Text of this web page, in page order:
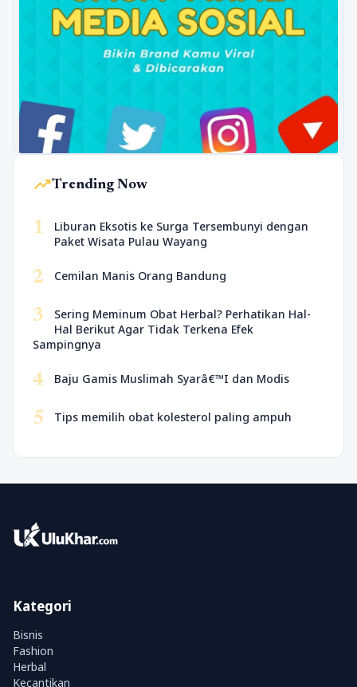
trending_upTrending Now
1
Liburan Eksotis ke Surga Tersembunyi dengan
Paket Wisata Pulau Wayang
2 Cemilan Manis Orang Bandung
3
Sering Meminum Obat Herbal? Perhatikan Hal-
Hal Berikut Agar Tidak Terkena Efek
Sampingnya
4 Baju Gamis Muslimah Syarâ€™I dan Modis
5 Tips memilih obat kolesterol paling ampuh
Kategori
Bisnis
Fashion
Herbal
Kecantikan